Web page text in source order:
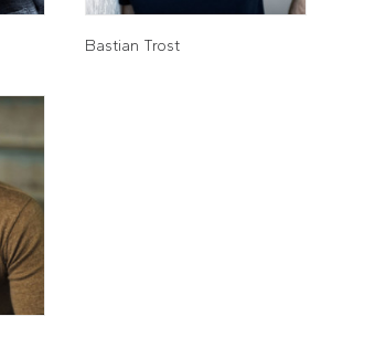
Bastian Trost